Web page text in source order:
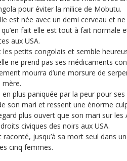
pour éviter la milice de Mobutu.
est née avec un demi cerveau et
fait elle est tout à fait normale
aux USA.
les petits congolais et semble
ne prend pas ses médicaments
mourra d’une morsure de
mère.
plus paniquée par la peur pour
son mari et ressent une énorme
plus ouvert que son mari sur
civiques des noirs aux USA.
raconté, jusqu’à sa mort seul dans
cinq femmes.